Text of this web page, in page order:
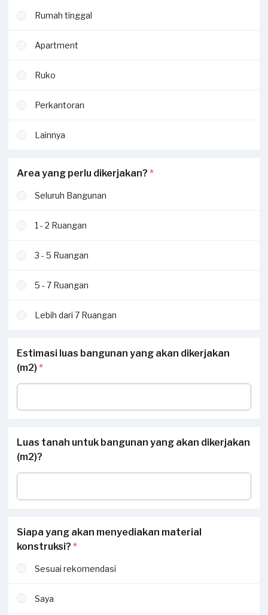
Rumah tinggal
Apartment
Ruko
Perkantoran
Lainnya
Area yang perlu dikerjakan? *
Seluruh Bangunan
1 - 2 Ruangan
3 - 5 Ruangan
5 - 7 Ruangan
Lebih dari 7 Ruangan
Estimasi luas bangunan yang akan dikerjakan
(m2) *
Luas tanah untuk bangunan yang akan dikerjakan
(m2)?
Siapa yang akan menyediakan material
konstruksi? *
Sesuai rekomendasi
Saya